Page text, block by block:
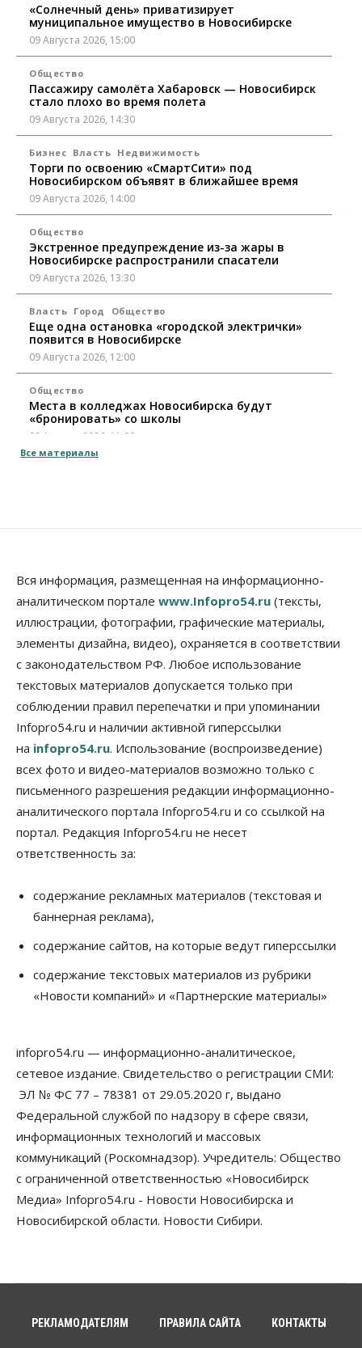
«Солнечный день» приватизирует
муниципальное имущество в Новосибирске
09 Августа 2026, 15:00
Общество
Пассажиру самолёта Хабаровск — Новосибирск
стало плохо во время полета
09 Августа 2026, 14:30
Бизнес Власть Недвижимость
Торги по освоению «СмартСити» под
Новосибирском объявят в ближайшее время
09 Августа 2026, 14:00
Общество
Экстренное предупреждение из-за жары в
Новосибирске распространили спасатели
09 Августа 2026, 13:30
Власть Город Общество
Еще одна остановка «городской электрички»
появится в Новосибирске
09 Августа 2026, 12:00
Общество
Места в колледжах Новосибирска будут
«бронировать» со школы
09 Августа 2026, 11:00
Работодатели Новосибирска заявили в центры
занятости почти 32 тысячи вакансий
09 Августа 2026, 09:00
Бизнес Общество
Спрос на машино-места в
Новосибирской области вырос в полтора раза
08 Августа 2026, 18:00
Общество
К современному юридическому образованию в
России возникает много вопросов
08 Августа 2026, 17:00
Новосибирские вузы опубликовали
приказы о зачислении на бюджетные места
Искусственный интеллект впервые выписал
штраф за борщевик
08 Августа 2026, 15:00
Продажи подержанных электромобилей в
Новосибирской области растут второй месяц
08 Августа 2026, 13:00
Детские центры Новосибирска
перегибают с «педагогикой успеха», считает
психолог
08 Августа 2026, 11:00
Бизнес
Союз продавцов маркетплейсов
обратился в правительство РФ из-за атак на WB
08 Августа 2026, 10:00
Общество
Новосибирцы будут получать квитанции за ЖКУ
сократился грузооборот в автоперевозках
07 Августа 2026, 19:00
Все материалы
Вся информация, размещенная на информационно-
аналитическом портале www.Infopro54.ru (тексты,
иллюстрации, фотографии, графические материалы,
элементы дизайна, видео), охраняется в соответствии
с законодательством РФ. Любое использование
текстовых материалов допускается только при
соблюдении правил перепечатки и при упоминании
Infopro54.ru и наличии активной гиперссылки
на infopro54.ru. Использование (воспроизведение)
всех фото и видео-материалов возможно только с
письменного разрешения редакции информационно-
аналитического портала Infopro54.ru и со ссылкой на
портал. Редакция Infopro54.ru не несет
ответственность за:
содержание рекламных материалов (текстовая и
баннерная реклама),
содержание сайтов, на которые ведут гиперссылки
содержание текстовых материалов из рубрики
«Новости компаний» и «Партнерские материалы»
infopro54.ru — информационно-аналитическое,
сетевое издание. Свидетельство о регистрации СМИ:
ЭЛ № ФС 77 – 78381 от 29.05.2020 г, выдано
Федеральной службой по надзору в сфере связи,
информационных технологий и массовых
коммуникаций (Роскомнадзор). Учредитель: Общество
с ограниченной ответственностью «Новосибирск
Медиа» Infopro54.ru - Новости Новосибирска и
Новосибирской области. Новости Сибири.
РЕКЛАМОДАТЕЛЯМ ПРАВИЛА САЙТА КОНТАКТЫ